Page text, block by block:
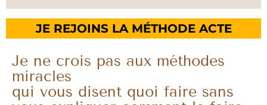
JE REJOINS LA MÉTHODE ACTE
Je ne crois pas aux méthodes
miracles
qui vous disent quoi faire sans